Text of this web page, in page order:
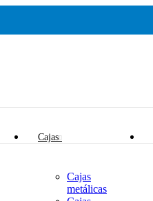
Cajas
Cajas
metálicas